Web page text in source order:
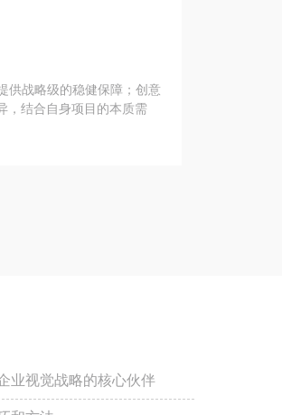
供战略级的稳健保障；创意
，结合自身项目的本质需
业视觉战略的核心伙伴